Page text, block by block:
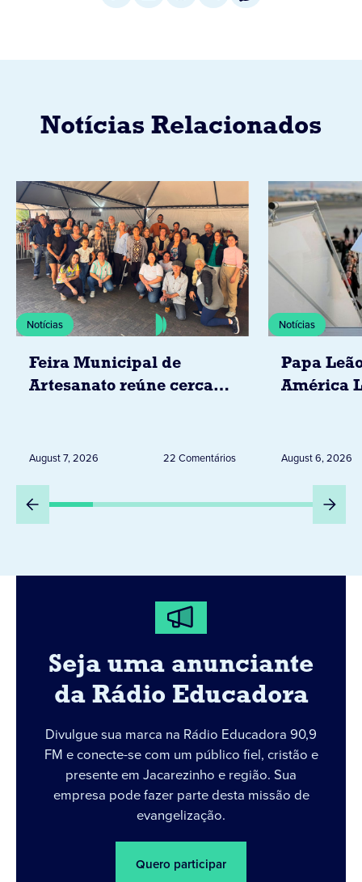
Notícias Relacionados
Notícias
Feira Municipal de
Artesanato reúne cerca
August 7, 2026 22 Comentários
Notícias
Papa
América
Peru
August 6, 2026
Seja uma anunciante
da Rádio Educadora
Divulgue sua marca na Rádio Educadora 90,9
FM e conecte-se com um público fiel, cristão e
presente em Jacarezinho e região. Sua
empresa pode fazer parte desta missão de
evangelização.
Quero participar